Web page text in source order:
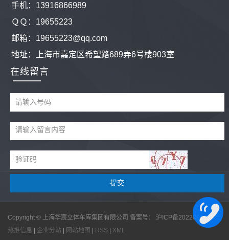
手机：13916866989
ＱＱ： 19655223
邮箱：19655223@qq.com
地址：
上海市嘉定区希望路689弄6号楼903室
在线留言
Copyright © 上海华宸立体车库集团有限公司 备案号： 沪ICP备2022021629号
热推信息 | 企业分站 | 网站地图 | RSS | XML